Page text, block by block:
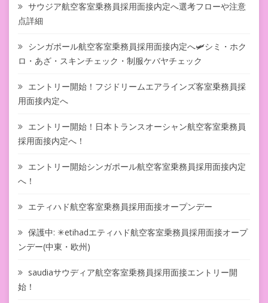
サウジア航空客室乗務員採用面接内定へ選考フローや注意
点詳細
シンガポール航空客室乗務員採用面接内定へ🛩シミ・ホク
ロ・あざ・スキンチェック・制服ケバヤチェック
エントリー開始！フジドリームエアラインズ客室乗務員採
用面接内定へ
エントリー開始！日本トランスオーシャン航空客室乗務員
採用面接内定へ！
エントリー開始シンガポール航空客室乗務員採用面接内定
へ！
エティハド航空客室乗務員採用面接オープンデー
保護中: ✳︎etihadエティハド航空客室乗務員採用面接オープ
ンデー(中東・欧州)
saudiaサウディア航空客室乗務員採用面接エントリー開
始！